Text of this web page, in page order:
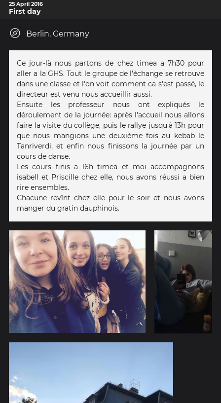
25 April 2016
First day
Berlin, Germany
Ce jour-là nous partons de chez timea a 7h30 pour
aller a la GHS. Tout le groupe de l'échange se retrouve
dans une classe et l'on voit comment ca s'est passé, le
directeur est venu nous accueillir aussi.
Ensuite les professeur nous ont expliqués le
déroulement de la journée: après l'accueil nous allons
faire la visite du collège, puis le rallye jusqu'à 13h pour
que nous mangions une deuxième fois au kebab le
Tanriverdi, et enfin nous finissons la journée par un
cours de danse.
Les cours finis a 16h timea et moi accompagnons
isabell et Priscille chez elle, nous avons réussi a bien
rire ensembles.
Chacune revînt chez elle pour le soir et nous avons
manger du gratin dauphinois.